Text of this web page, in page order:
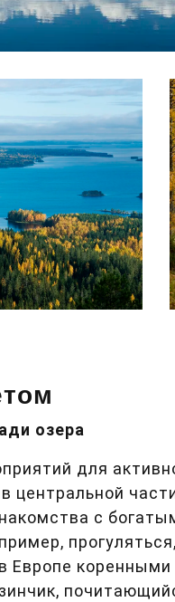
озера
для
центральной
с
коренными